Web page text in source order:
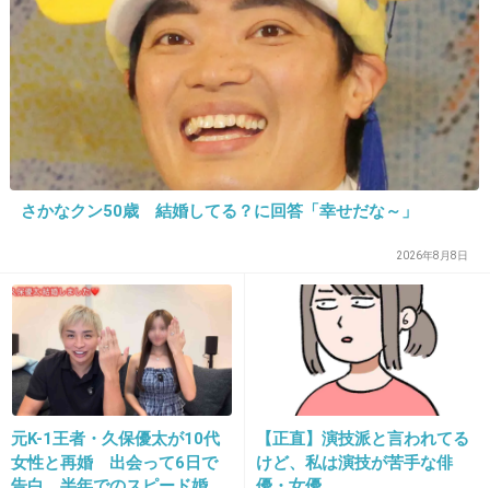
15. 匿名 2014/05/07(水) 20:49:16
吉高は親友の春菜ともキスしてるのかしら？
吉高由里子、安室奈美恵、ベッキーらを引
き寄せるハリセン近藤春菜の魅力
girlschannel.net
吉高由里子、安室奈美恵、ベッキーらを引き寄せるハリセン近藤春菜の魅
力 ＞春菜が主宰する女子会には、女芸人だけでなく、前述したPerfumeや
吉高はもちろん、ベッキー（30才）らも出席。そして安室奈美恵（36才）
まで来るようになったという。吉高、安室、ベッキ...
さかなクン50歳 結婚してる？に回答「幸せだな～」
2026年8月8日
元K-1王者・久保優太が10代
女性と再婚 出会って6日で
【正直】演技派と言われてる
けど、私は演技が苦手な俳